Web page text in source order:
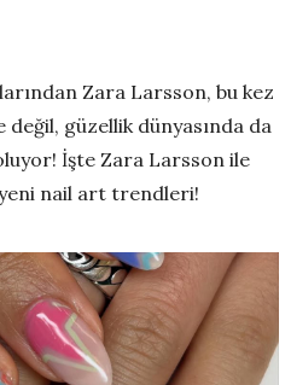
Zara Larsson, bu kez
güzellik dünyasında da
İşte Zara Larsson ile
nail art trendleri!